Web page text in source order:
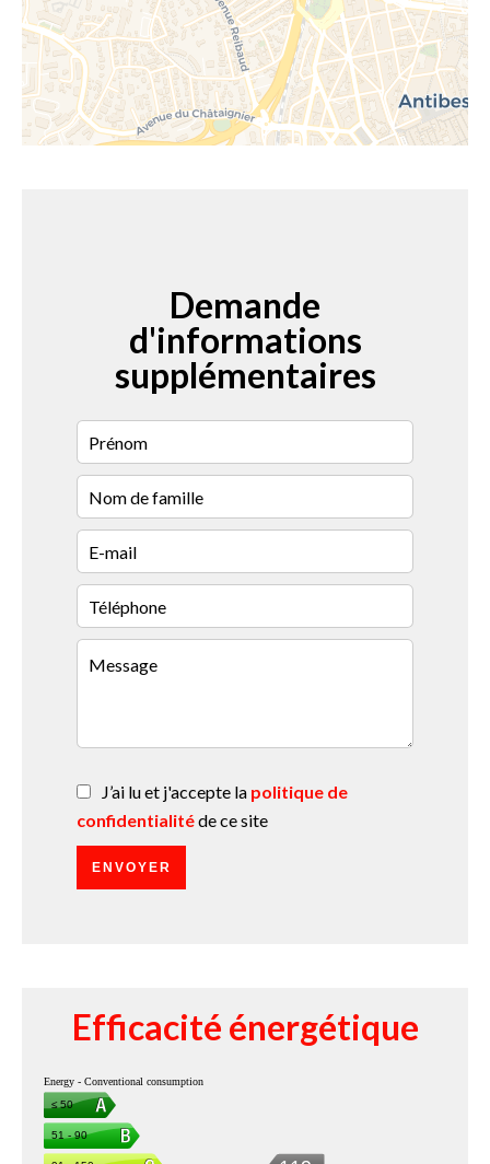
Demande
d'informations
supplémentaires
J’ai lu et j'accepte la politique de
confidentialitéde ce site
ENVOYER
Efficacité énergétique